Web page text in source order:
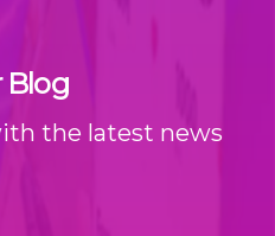
Blog
the latest news